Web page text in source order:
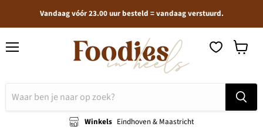
Vandaag vóór 23.00 uur besteld = vandaag verstuurd.
Winkels Eindhoven & Maastricht